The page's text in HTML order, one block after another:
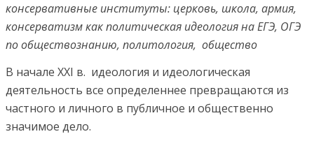
консервативные институты: церковь, школа, армия,
консерватизм как политическая идеология на ЕГЭ, ОГЭ
по обществознанию, политология, общество
В начале ХХІ в. идеология и идеологическая
деятельность все определеннее превращаются из
частного и личного в публичное и общественно
значимое дело.